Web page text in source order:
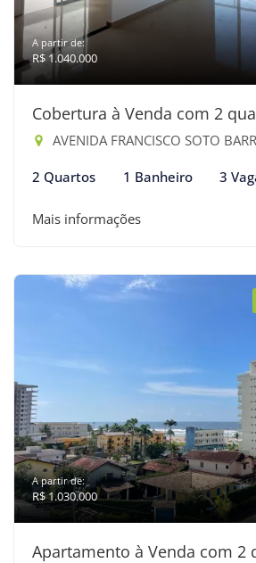
A partir de:
R$ 1.040.000
Cobertura à Venda com 2
AVENIDA FRANCISCO SOTO BARREIRO
2 Quartos 1 Banheiro 3
Mais informações
A partir de:
R$ 1.030.000
Apartamento à Venda com 2